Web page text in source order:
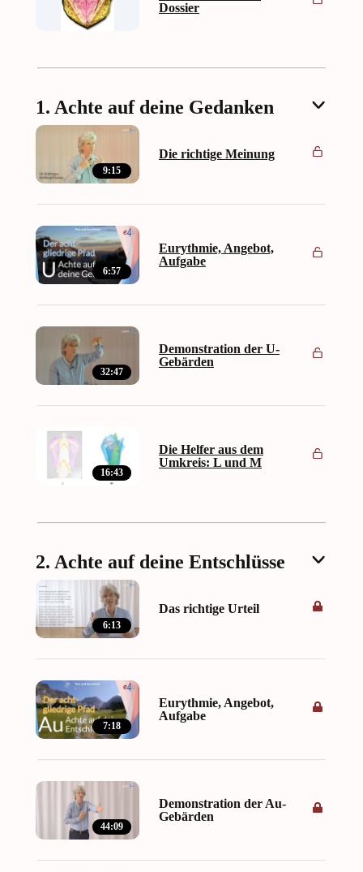
Dossier
1. Achte auf deine Gedanken
9:15
Die richtige Meinung
6:57
Eurythmie, Angebot,
Aufgabe
32:47
Demonstration der U-
Gebärden
16:43
Die Helfer aus dem
Umkreis: L und M
2. Achte auf deine Entschlüsse
6:13
Das richtige Urteil
7:18
Eurythmie, Angebot,
Aufgabe
44:09
Demonstration der Au-
Gebärden